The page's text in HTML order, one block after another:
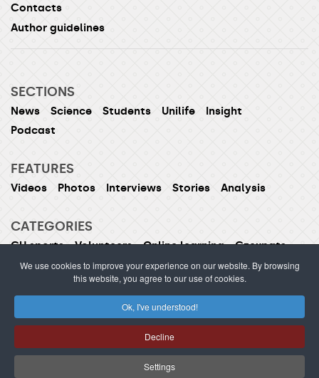
Contacts
Author guidelines
SECTIONS
News Science Students Unilife
Insight
Podcast
FEATURES
Videos Photos Interviews Stories Analysis
CATEGORIES
CU sports Volunteers Online learning
Czexpats
Humans of CU
Women of CU
Publishing or redistribution of content is prohibited
without prior approval.
We use cookies to improve your experience on our website. By browsing
this website, you agree to our use of cookies.
Ok, I've understood!
Decline
Settings